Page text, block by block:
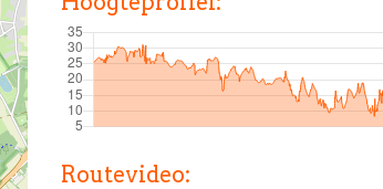
Routevideo: